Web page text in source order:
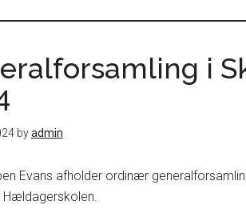
i
byadmin
Evans afholder ordinær
Hældagerskolen.